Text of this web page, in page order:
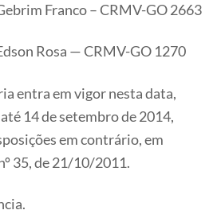
Franco – CRMV-GO 2663
Rosa — CRMV-GO 1270
entra em vigor nesta data,
14 de setembro de 2014,
em contrário, em
35, de 21/10/2011.